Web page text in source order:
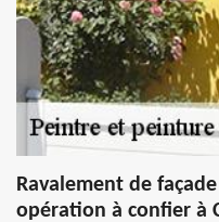
Ravalement de
opération à confier à